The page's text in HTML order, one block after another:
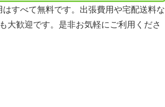
すべて無料です。出張費用や宅配送料な
大歓迎です。是非お気軽にご利用くださ